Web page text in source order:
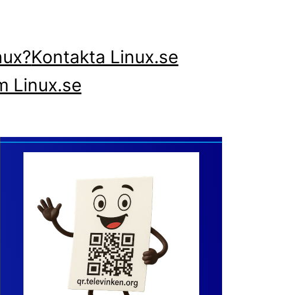
Kontakta Linux.se
Linux.se